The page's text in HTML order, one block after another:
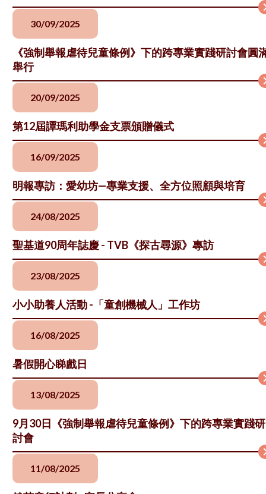
30/09/2025
《強制舉報虐待兒童條例》下的跨專業實踐研討會圓
舉行
20/09/2025
第12屆譚瑪利助學金支票頒贈儀式
16/09/2025
明報專訪：愛幼坊—專業支援、全方位照顧與培育
24/08/2025
聖基道90周年誌慶 - TVB《探古尋源》專訪
23/08/2025
小小助養人活動 -「童創機械人」工作坊
16/08/2025
暑假開心睇戲日
13/08/2025
9月30日《強制舉報虐待兒童條例》下的跨專業實踐研
討會
11/08/2025